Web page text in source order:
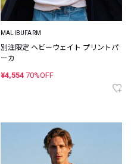
MALIBUFARM
別注限定 ヘビーウェイト プリントパ
ーカ
¥4,554 70%OFF